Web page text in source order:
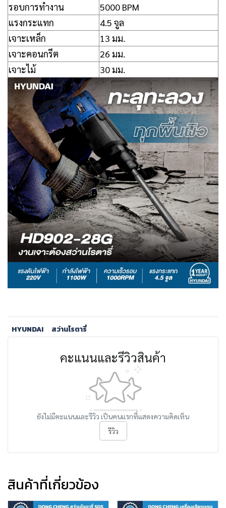
รอบการทำงาน
5000 BPM
แรงกระแทก
4.5 จูล
เจาะเหล็ก
13 มม.
เจาะคอนกรีต
26 มม.
เจาะไม้
30 มม.
HYUNDAI สว่านโรตารี่
คะแนนและรีวิวสินค้า
ยังไม่มีคะแนนและรีวิว เป็นคนแรกที่แสดงความคิดเห็น
รีวิว
สินค้าที่เกี่ยวข้อง